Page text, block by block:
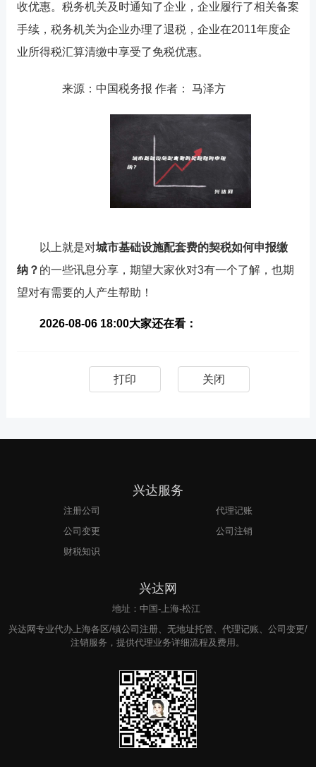
收优惠。税务机关及时通知了企业，企业履行了相关备案
手续，税务机关为企业办理了退税，企业在2011年度企
业所得税汇算清缴中享受了免税优惠。
来源：中国税务报 作者： 马泽方
以上就是对城市基础设施配套费的契税如何申报缴
纳？ 的一些讯息分享，期望大家伙对3有一个了解，也期
望对有需要的人产生帮助！
2026-08-06 18:00大家还在看：
打印 关闭
兴达服务
注册公司
代理记账
公司变更
公司注销
财税知识
兴达网
地址：中国-上海-松江
兴达网专业代办上海各区/镇公司注册、无地址托管、代理记账、公司变更/
注销服务，提供代理业务详细流程及费用。